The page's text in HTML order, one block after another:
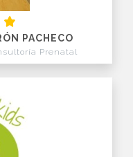
PACHECO
Prenatal